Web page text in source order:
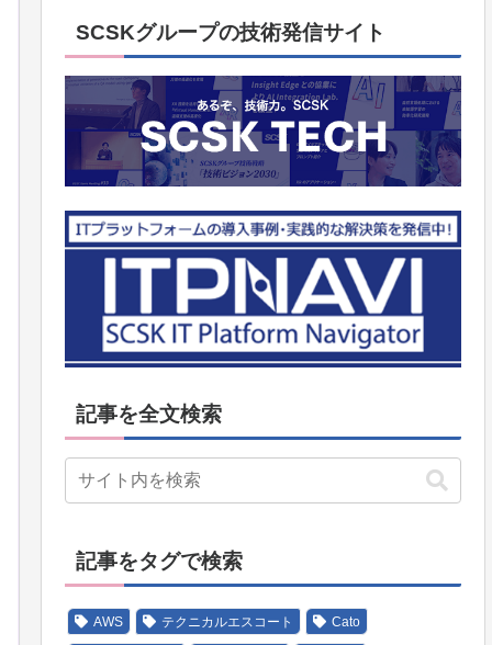
SCSKグループの技術発信サイト
記事を全文検索
記事をタグで検索
AWS テクニカルエスコート Cato